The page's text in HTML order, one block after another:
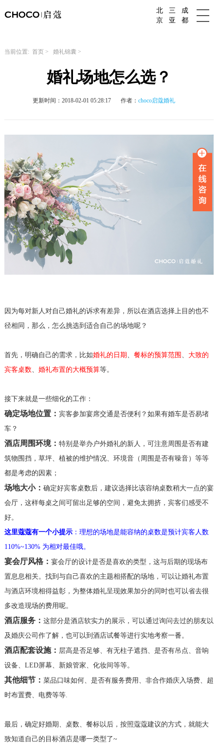
北
京
三
亚
成
都
当前位置: 首页> 婚礼锦囊>
婚礼场地怎么选？
更新时间：2018-02-01 05:28:17 作者：choco启蔻婚礼
因为每对新人对自己婚礼的诉求有差异，所以在酒店选择上目的也不
径相同，那么，怎么挑选到适合自己的场地呢？
首先，明确自己的需求，比如婚礼的日期 餐标的预算范围
大致的
宾客桌数
婚礼布置的大概预算等。
接下来就是一些细化的工作：
确定场地位置： 宾客参加宴席交通是否便利？如果有婚车是否易堵
车？
酒店周围环境： 特别是举办户外婚礼的新人，可注意周围是否有建
筑物围挡，草坪、植被的维护情况、环境音（周围是否有噪音）等等
都是考虑的因素；
场地大小： 确定好宾客桌数后，建议选择比该容纳桌数稍大一点的宴
会厅，这样每桌之间可留出足够的空间，避免太拥挤，宾客们感受不
好。
这里蔻蔻有一个小提示：理想的场地是能容纳的桌数是预计宾客人数
110%~130% 为相对最佳哦。
宴会厅风格： 宴会厅的设计是否是喜欢的类型，这与后期的现场布
置息息相关。找到与自己喜欢的主题相搭配的场地，可以让婚礼布置
与酒店环境相得益彰，为整体婚礼呈现效果加分的同时也可以省去很
多改造现场的费用呢。
酒店服务： 这部分是酒店软实力的展示，可以通过询问去过的朋友以
及婚庆公司作了解，也可以到酒店试餐等进行实地考察一番。
酒店配套设施： 层高是否足够、有无柱子遮挡、是否有吊点、音响
设备、LED屏幕、新娘管家、化妆间等等。
其他细节： 菜品口味如何、是否有服务费用、非合作婚庆入场费、超
时布置费、电费等等.
最后，确定好婚期、桌数、餐标以后， 按照蔻蔻建议的方式，就能大
致知道自己的目标酒店是哪一类型了~